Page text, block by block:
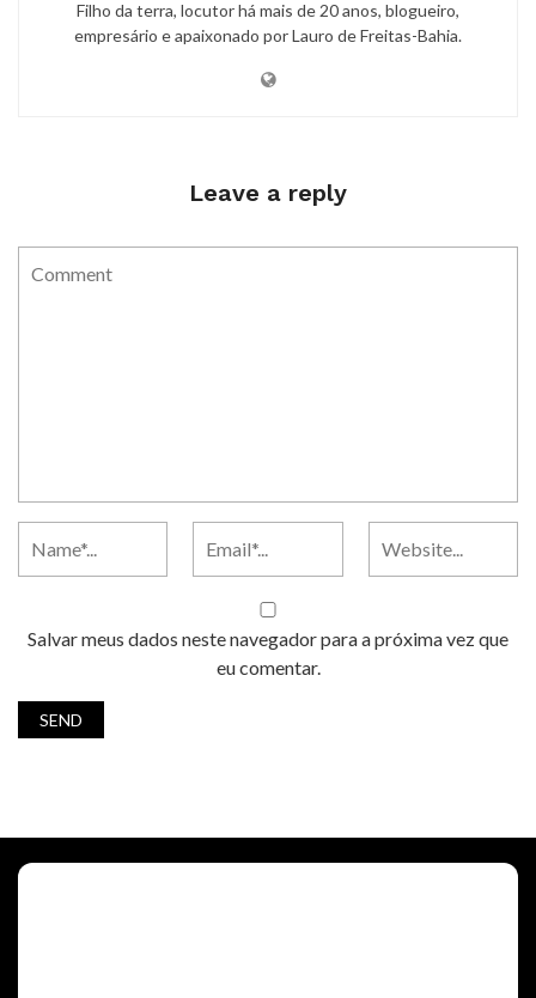
Filho da terra, locutor há mais de 20 anos, blogueiro,
empresário e apaixonado por Lauro de Freitas-Bahia.
Leave a reply
Salvar meus dados neste navegador para a próxima vez que
eu comentar.